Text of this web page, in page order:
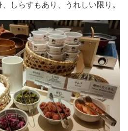
しらすもあり、うれしい限り。